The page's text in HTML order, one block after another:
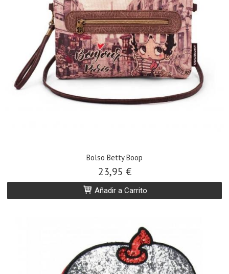
Bolso Betty Boop
23,95 €
Añadir a Carrito